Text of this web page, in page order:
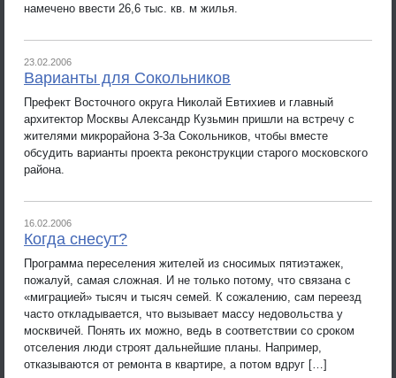
намечено ввести 26,6 тыс. кв. м жилья.
23.02.2006
Варианты для Сокольников
Префект Восточного округа Николай Евтихиев и главный
архитектор Москвы Александр Кузьмин пришли на встречу с
жителями микрорайона 3-3а Сокольников, чтобы вместе
обсудить варианты проекта реконструкции старого московского
района.
16.02.2006
Когда снесут?
Программа переселения жителей из сносимых пятиэтажек,
пожалуй, самая сложная. И не только потому, что связана с
«миграцией» тысяч и тысяч семей. К сожалению, сам переезд
часто откладывается, что вызывает массу недовольства у
москвичей. Понять их можно, ведь в соответствии со сроком
отселения люди строят дальнейшие планы. Например,
отказываются от ремонта в квартире, а потом вдруг […]